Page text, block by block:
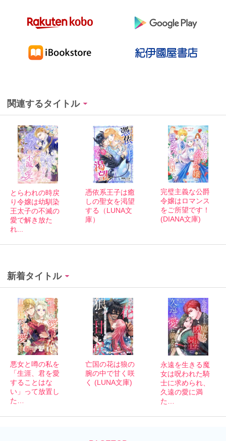
関連するタイトル
とらわれの時戻
り令嬢は幼馴染
王太子の不滅の
愛で解き放た
れ...
憑依系王子は癒
しの聖女を渇望
する（LUNA文
庫）
完璧主義な公爵
令嬢はロマンス
をご所望です！
(DIANA文庫)
新着タイトル
悪女と噂の私を
「生涯、君を愛
することはな
い」って放置し
た…
亡国の花は狼の
腕の中で甘く咲
く (LUNA文庫)
永遠を生きる魔
女は呪われた騎
士に求められ、
久遠の愛に満
た…